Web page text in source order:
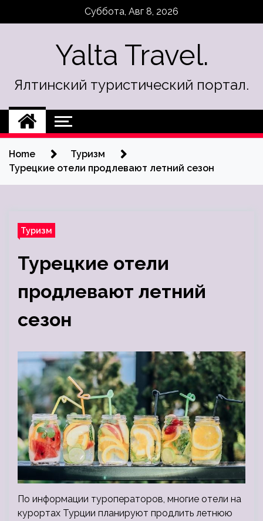
Суббота, Авг 8, 2026
Yalta Travel.
Ялтинский туристический портал.
Home
Туризм
Турецкие отели продлевают летний сезон
Туризм
Турецкие отели
продлевают летний
сезон
По информации туроператоров, многие отели на
курортах Турции планируют продлить летнюю